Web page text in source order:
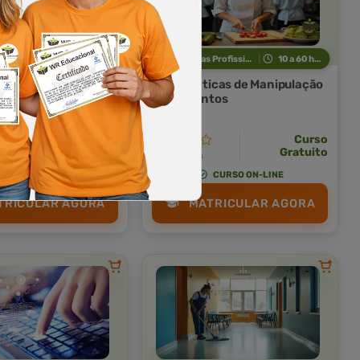
Indústria e Tecnologia 10 a 60 horas
Industrial
Gratuito
CURSO ON-LINE
AGORA
Técnicas Profissionais 10 a 60 horas
Boas Práticas de Manipulação
de Alimentos
4,0 · Estrelas
Curso
Gratuito
CURSO ON-LINE
MATRICULAR AGORA